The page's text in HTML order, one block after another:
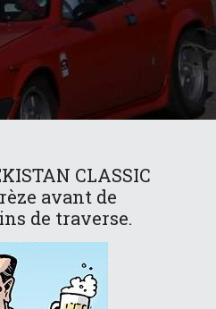
CLASSIC
avant de
de traverse.